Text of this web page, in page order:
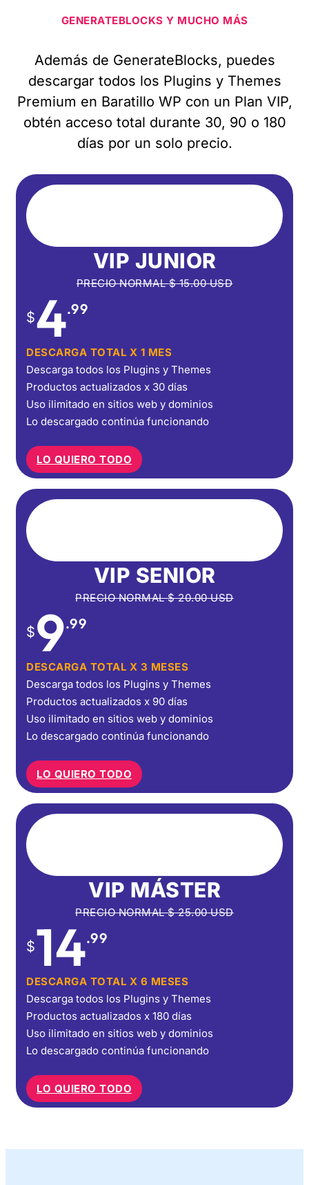
GENERATEBLOCKS Y MUCHO MÁS
Además de GenerateBlocks, puedes
descargar todos los Plugins y Themes
Premium en Baratillo WP con un Plan VIP,
obtén acceso total durante 30, 90 o 180
días por un solo precio.
VIP JUNIOR
PRECIO NORMAL$15.00USD
$4.99
DESCARGA TOTAL X 1 MES
Descarga todos los Plugins y Themes
Productos actualizados x 30 días
Uso ilimitado en sitios web y dominios
Lo descargado continúa funcionando
LO QUIERO TODO
VIP SENIOR
PRECIO NORMAL$20.00USD
$9.99
DESCARGA TOTAL X 3 MESES
Descarga todos los Plugins y Themes
Productos actualizados x 90 días
Uso ilimitado en sitios web y dominios
Lo descargado continúa funcionando
LO QUIERO TODO
VIP MÁSTER
PRECIO NORMAL$25.00USD
$14.99
DESCARGA TOTAL X 6 MESES
Descarga todos los Plugins y Themes
Productos actualizados x 180 días
Uso ilimitado en sitios web y dominios
Lo descargado continúa funcionando
LO QUIERO TODO